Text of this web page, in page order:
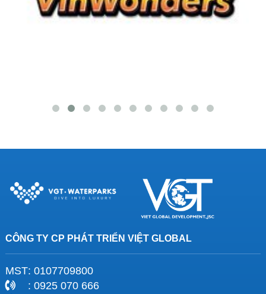
CÔNG TY CP PHÁT TRIỂN VIỆT GLOBAL
MST: 0107709800
: 0925 070 666